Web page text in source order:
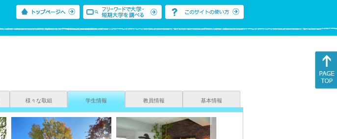
様々な取組 学生情報 教員情報 基本情報